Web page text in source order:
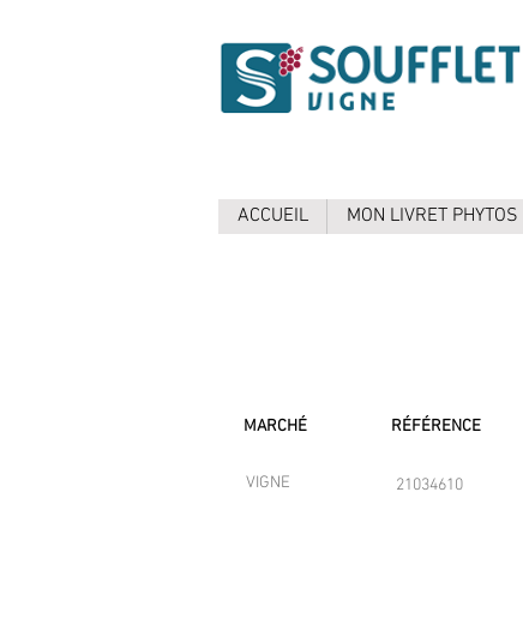
ACCUEIL MON LIVRET PHYTOS
MARCHÉ RÉFÉRENCE
VIGNE 21034610